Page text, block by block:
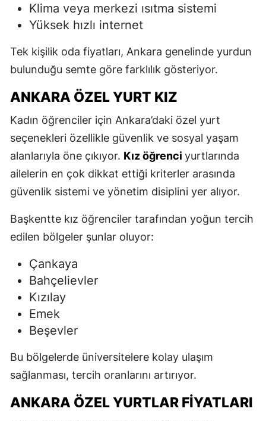
Klima veya merkezi ısıtma sistemi
Yüksek hızlı internet
Tek kişilik oda fiyatları, Ankara genelinde yurdun
bulunduğu semte göre farklılık gösteriyor.
ANKARA ÖZEL YURT KIZ
Kadın öğrenciler için Ankara’daki özel yurt
seçenekleri özellikle güvenlik ve sosyal yaşam
alanlarıyla öne çıkıyor. Kız öğrenci yurtlarında
ailelerin en çok dikkat ettiği kriterler arasında
güvenlik sistemi ve yönetim disiplini yer alıyor.
Başkentte kız öğrenciler tarafından yoğun tercih
edilen bölgeler şunlar oluyor:
Çankaya
Bahçelievler
Kızılay
Emek
Beşevler
Bu bölgelerde üniversitelere kolay ulaşım
sağlanması, tercih oranlarını artırıyor.
ANKARA ÖZEL YURTLAR FIYATLARI